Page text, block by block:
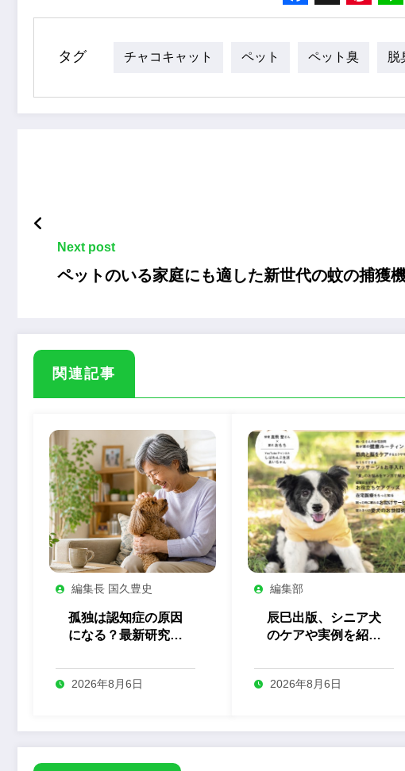
X
タグ チャコキャット ペット ペット臭 脱
Next post
ペットのいる家庭にも適した新世代の蚊の捕獲
関連記事
編集長 国久豊史
孤独は認知症の原因
になる？最新研究か
支える「つながり」
の力
2026年8月6日
編集部
辰巳出版、シニア犬
のケアや実例を紹介
ア犬生活』を発売
2026年8月6日